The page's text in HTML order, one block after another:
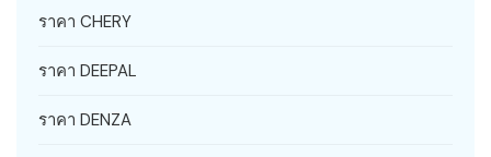
ราคา CHERY
ราคา DEEPAL
ราคา DENZA